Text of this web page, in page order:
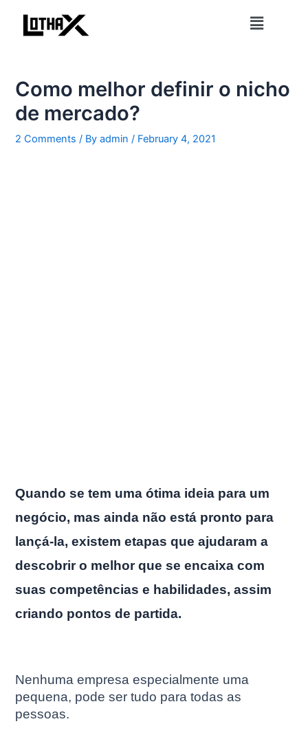
content
Menu
Como melhor definir o nicho
de mercado?
2 Comments / Byadmin/ February 4, 2021
Quando se tem uma ótima ideia para um
negócio, mas ainda não está pronto para
lançá-la, existem etapas que ajudaram a
descobrir o melhor que se encaixa com
suas competências e habilidades, assim
criando pontos de partida.
Nenhuma empresa especialmente uma
pequena, pode ser tudo para todas as
pessoas.
navigation